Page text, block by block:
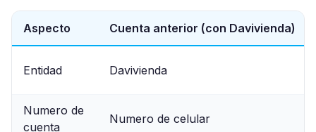
Aspecto Cuenta anterior (con Davivienda)
Entidad Davivienda
Numero de
cuenta
Numero de celular